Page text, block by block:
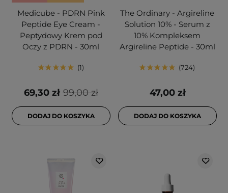
Medicube - PDRN Pink
Peptide Eye Cream -
Peptydowy Krem pod
Oczy z PDRN - 30ml
1
99,00 zł
69,30 zł
DODAJ DO KOSZYKA
The Ordinary - Argireline
Solution 10% - Serum z
10% Kompleksem
Argireline Peptide - 30ml
724
47,00 zł
DODAJ DO KOSZYKA